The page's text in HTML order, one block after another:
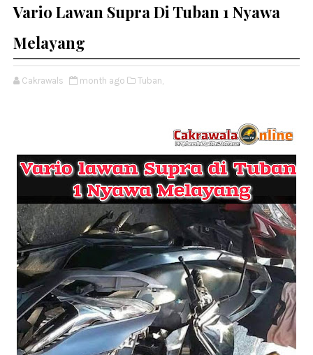
Vario Lawan Supra Di Tuban 1 Nyawa
Melayang
Cakrawals month ago Tuban,